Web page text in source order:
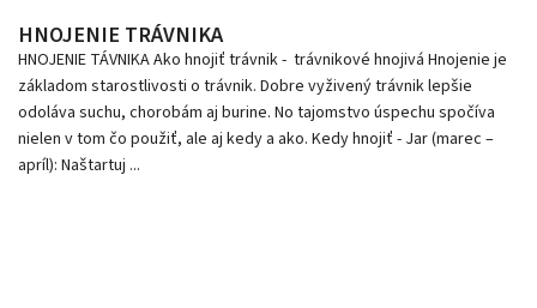
HNOJENIE TRÁVNIKA
HNOJENIE TÁVNIKA Ako hnojiť trávnik - trávnikové hnojivá Hnojenie je
základom starostlivosti o trávnik. Dobre vyživený trávnik lepšie
odoláva suchu, chorobám aj burine. No tajomstvo úspechu spočíva
nielen v tom čo použiť, ale aj kedy a ako. Kedy hnojiť - Jar (marec –
apríl): Naštartuj ...